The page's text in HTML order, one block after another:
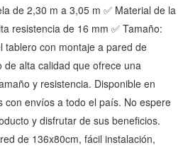
de 2,30 m a 3,05 m ✅ Material de la
resistencia de 16 mm ✅ Tamaño:
tablero con montaje a pared de
de alta calidad que ofrece una
y resistencia. Disponible en
con envíos a todo el país. No espere
y disfrutar de sus beneficios.
de 136x80cm, fácil instalación,